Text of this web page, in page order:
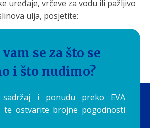
uređaje, vrčeve za vodu ili pažljivo
ulja, posjetite:
svakodnevne rituale pretvaraju u
se za što se
i što nudimo?
i ponudu preko EVA
te ostvarite brojne pogodnosti